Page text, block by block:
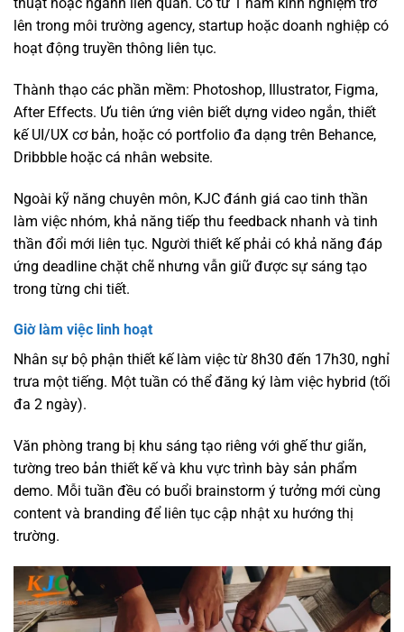
lên trong môi trường agency, startup hoặc doanh nghiệp có
hoạt động truyền thông liên tục.
Thành thạo các phần mềm: Photoshop, Illustrator, Figma,
After Effects. Ưu tiên ứng viên biết dựng video ngắn, thiết
kế UI/UX cơ bản, hoặc có portfolio đa dạng trên Behance,
Dribbble hoặc cá nhân website.
Ngoài kỹ năng chuyên môn, KJC đánh giá cao tinh thần
làm việc nhóm, khả năng tiếp thu feedback nhanh và tinh
thần đổi mới liên tục. Người thiết kế phải có khả năng đáp
ứng deadline chặt chẽ nhưng vẫn giữ được sự sáng tạo
trong từng chi tiết.
Giờ làm việc linh hoạt
Nhân sự bộ phận thiết kế làm việc từ 8h30 đến 17h30, nghỉ
trưa một tiếng. Một tuần có thể đăng ký làm việc hybrid (tối
đa 2 ngày).
Văn phòng trang bị khu sáng tạo riêng với ghế thư giãn,
tường treo bản thiết kế và khu vực trình bày sản phẩm
demo. Mỗi tuần đều có buổi brainstorm ý tưởng mới cùng
content và branding để liên tục cập nhật xu hướng thị
trường.